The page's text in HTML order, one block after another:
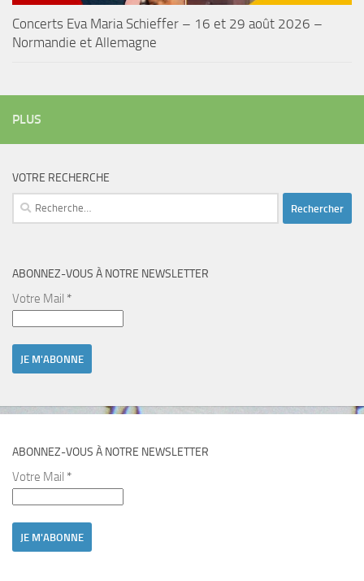
Concerts Eva Maria Schieffer – 16 et 29 août 2026 –
Normandie et Allemagne
PLUS
VOTRE RECHERCHE
Rechercher :
ABONNEZ-VOUS À NOTRE NEWSLETTER
Votre Mail *
ABONNEZ-VOUS À NOTRE NEWSLETTER
Votre Mail *